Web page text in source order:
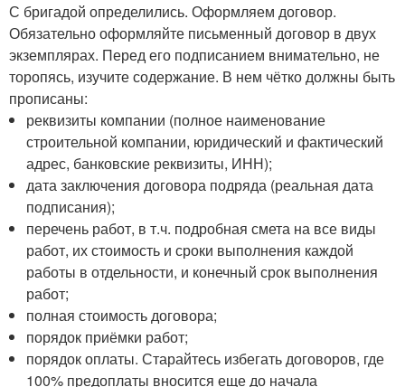
С бригадой определились. Оформляем договор.
Обязательно оформляйте письменный договор в двух
экземплярах. Перед его подписанием внимательно, не
торопясь, изучите содержание. В нем чётко должны быть
прописаны:
реквизиты компании (полное наименование
строительной компании, юридический и фактический
адрес, банковские реквизиты, ИНН);
дата заключения договора подряда (реальная дата
подписания);
перечень работ, в т.ч. подробная смета на все виды
работ, их стоимость и сроки выполнения каждой
работы в отдельности, и конечный срок выполнения
работ;
полная стоимость договора;
порядок приёмки работ;
порядок оплаты. Старайтесь избегать договоров, где
100% предоплаты вносится еще до начала